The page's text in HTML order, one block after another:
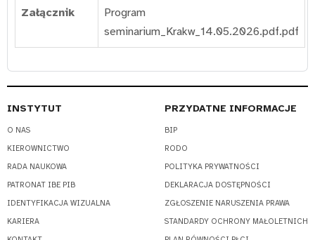
Załącznik
Program
seminarium_Krakw_14.05.2026.pdf.pdf
INSTYTUT
O NAS
KIEROWNICTWO
RADA NAUKOWA
PATRONAT IBE PIB
IDENTYFIKACJA WIZUALNA
KARIERA
PRZYDATNE INFORMACJE
BIP
RODO
POLITYKA PRYWATNOŚCI
DEKLARACJA DOSTĘPNOŚCI
ZGŁOSZENIE NARUSZENIA PRAWA
STANDARDY OCHRONY MAŁOLETNICH